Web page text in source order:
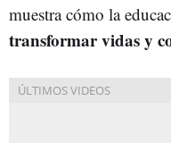
muestra cómo la
transformar vidas y